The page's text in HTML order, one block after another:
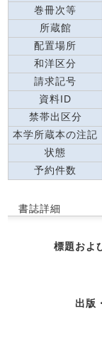
巻冊次等
所蔵館
配置場所
和洋区分
請求記号
資料ID
禁帯出区分
本学所蔵本の注記
状態
予約件数
書誌詳細
標題およ
出版